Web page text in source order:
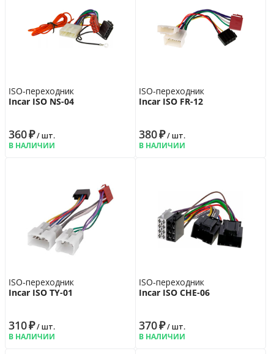
ISO-переходник
Incar ISO NS-04
360₽/ шт.
В НАЛИЧИИ
ISO-переходник
Incar ISO FR-12
380₽/ шт.
В НАЛИЧИИ
ISO-переходник
Incar ISO TY-01
310₽/ шт.
В НАЛИЧИИ
ISO-переходник
Incar ISO CHE-06
370₽/ шт.
В НАЛИЧИИ